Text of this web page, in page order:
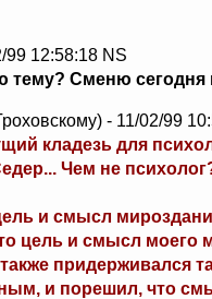
99 12:58:18 NS
тему? Сменю сегодня
- 11/02/99
кладезь для
Чем не
и смысл
цель и смысл моего
также придерживался
и порешил, что